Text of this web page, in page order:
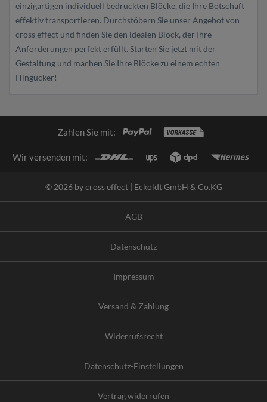
einzigartigen individuell bedruckten Blöcke, die Ihre Botschaft
effektiv transportieren. Durchstöbern Sie unser Angebot von
cross effect und finden Sie den idealen Block, der Ihre
Anforderungen perfekt erfüllt. Starten Sie jetzt mit der
Gestaltung und machen Sie Ihre Blöcke zu einem echten
Hingucker!
Zahlen Sie mit:
Wir versenden mit:
© 2026 by cross effect | Eckoldt GmbH & Co.KG
AGB
Datenschutz
Impressum
Versand & Zahlung
Widerrufsrecht
Datenschutz-Einstellungen
Vertrag widerrufen